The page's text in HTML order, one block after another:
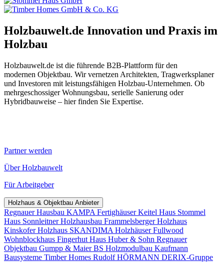
Holzbauwelt.de Innovation und Praxis im
Holzbau
Holzbauwelt.de ist die führende B2B-Plattform für den
modernen Objektbau. Wir vernetzen Architekten, Tragwerksplaner
und Investoren mit leistungsfähigen Holzbau-Unternehmen. Ob
mehrgeschossiger Wohnungsbau, serielle Sanierung oder
Hybridbauweise – hier finden Sie Expertise.
Partner werden
Über Holzbauwelt
Für Arbeitgeber
Holzhaus & Objektbau Anbieter
Regnauer Hausbau KAMPA FertighäuserKeitel Haus Stommel
Haus Sonnleitner Holzhausbau Frammelsberger Holzhaus
Kinskofer Holzhaus SKANDIMA HolzhäuserFullwood
Wohnblockhaus Fingerhut Haus Huber & Sohn Regnauer
Objektbau Gumpp & MaierBS Holzmodulbau Kaufmann
Bausysteme Timber Homes Rudolf HÖRMANN DERIX-Gruppe